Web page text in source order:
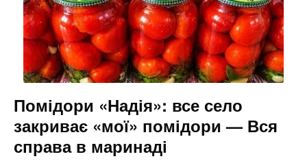
Помідори «Надія»: все село
закриває «мої» помідори — Вся
справа в маринаді